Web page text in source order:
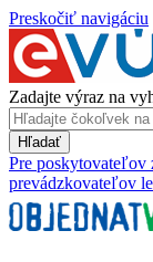
Preskočiť navigáciu
Zadajte výraz na
Hľadať
Pre poskytovateľov
prevádzkovateľov